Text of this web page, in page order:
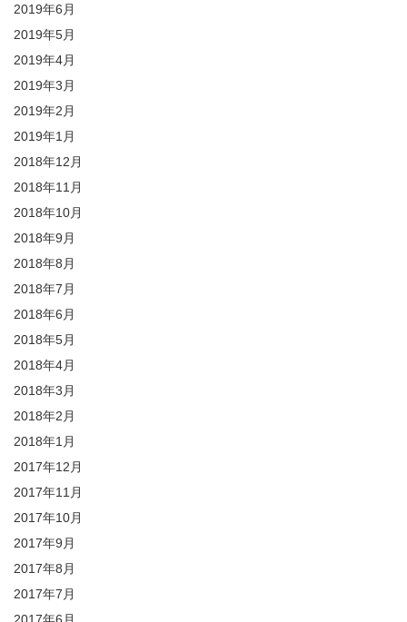
2019年6月
2019年5月
2019年4月
2019年3月
2019年2月
2019年1月
2018年12月
2018年11月
2018年10月
2018年9月
2018年8月
2018年7月
2018年6月
2018年5月
2018年4月
2018年3月
2018年2月
2018年1月
2017年12月
2017年11月
2017年10月
2017年9月
2017年8月
2017年7月
2017年6月